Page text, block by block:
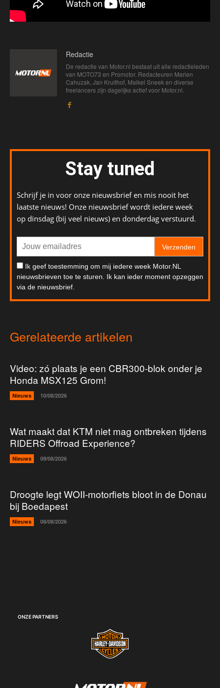
Redactie
De redactie van Motor.nl bestaat uit alle redactieleden
van MOTO73 en Promotor. Redacteuren Marien
Cahuzak, Jan Kruithof, Maikel Sneek en diverse
freelancers zijn dagelijks actief voor Motor.nl.
Stay tuned
Schrijf je in voor onze nieuwsbrief en mis nooit het
laatste nieuws! Onze nieuwsbrief wordt iedere week
op dinsdag (bij veel nieuws) en donderdag verstuurd.
Verzenden
Ik geef toestemming om mij iedere week Motor.NL
nieuwsbrieven toe te sturen. Ik kan ieder moment opzeggen
via de nieuwsbrief.
Gerelateerde artikelen
Video: zó plaats je een CBR300-blok onder je
Honda MSX125 Grom!
Nieuws 10/08/2026
Wat maakt dat KTM niet mag ontbreken tijdens
RIDERS Offroad Experience?
Nieuws 09/08/2026
Droogte legt WOII-motorfiets bloot in de Donau
bij Boedapest
Nieuws 08/08/2026
ONZE PARTNERS